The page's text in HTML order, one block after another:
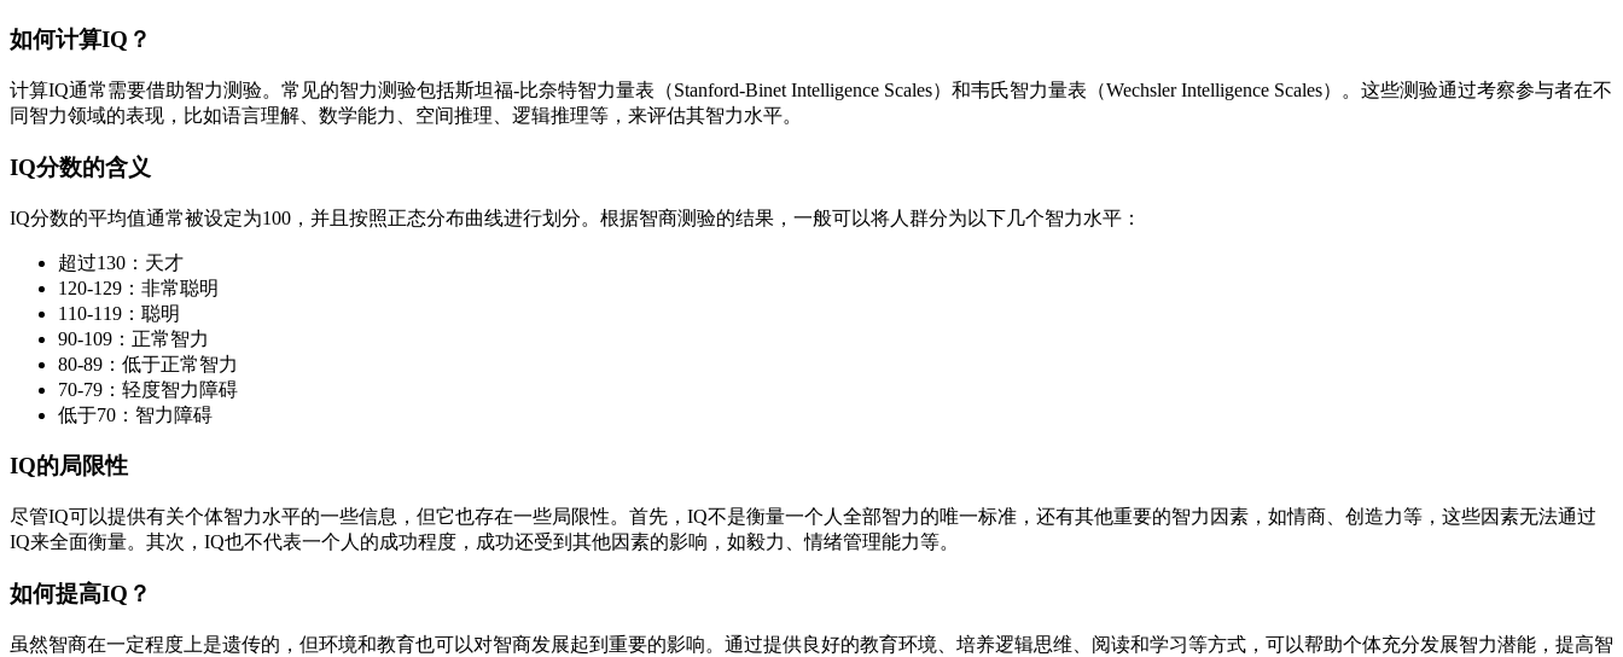
如何计算IQ？
计算IQ通常需要借助智力测验。常见的智力测验包括斯坦福-比奈特智力量表（Stanford-Binet Intelligence Scales）和韦氏智力量表（Wechsler Intelligence Scales）。这些测验通过考察参与者在不
同智力领域的表现，比如语言理解、数学能力、空间推理、逻辑推理等，来评估其智力水平。
IQ分数的含义
IQ分数的平均值通常被设定为100，并且按照正态分布曲线进行划分。根据智商测验的结果，一般可以将人群分为以下几个智力水平：
超过130：天才
120-129：非常聪明
110-119：聪明
90-109：正常智力
80-89：低于正常智力
70-79：轻度智力障碍
低于70：智力障碍
IQ的局限性
尽管IQ可以提供有关个体智力水平的一些信息，但它也存在一些局限性。首先，IQ不是衡量一个人全部智力的唯一标准，还有其他重要的智力因素，如情商、创造力等，这些因素无法通过
IQ来全面衡量。其次，IQ也不代表一个人的成功程度，成功还受到其他因素的影响，如毅力、情绪管理能力等。
如何提高IQ？
虽然智商在一定程度上是遗传的，但环境和教育也可以对智商发展起到重要的影响。通过提供良好的教育环境、培养逻辑思维、阅读和学习等方式，可以帮助个体充分发展智力潜能，提高智